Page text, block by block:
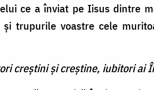
ce a înviat pe Iisus dintre
trupurile voastre cele
creștini și creștine, iubitori ai